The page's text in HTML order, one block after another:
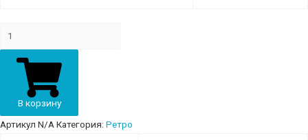
В-170
радиотехнический
полк"
quantity
В корзину
Артикул N/AКатегория: Ретро